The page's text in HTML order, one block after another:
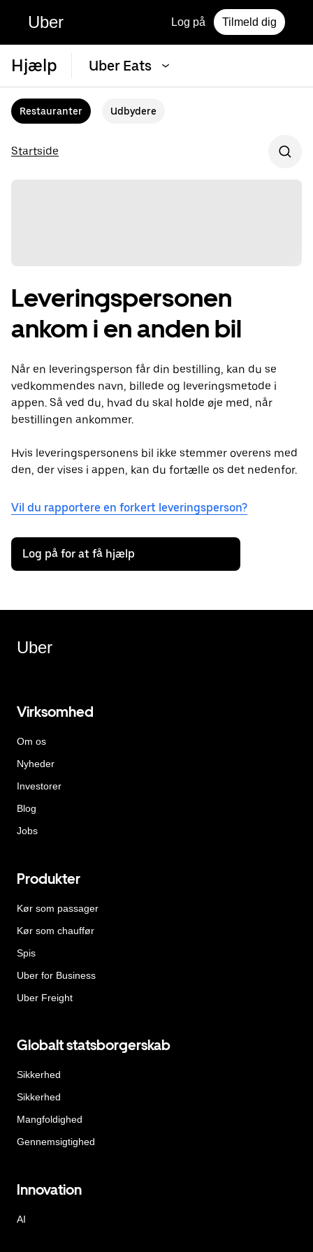
Uber Log på Tilmeld dig
Hjælp Uber Eats
Restauranter Udbydere
Startside
Leveringspersonen
ankom i en anden bil
Når en leveringsperson får din bestilling, kan du se
vedkommendes navn, billede og leveringsmetode i
appen. Så ved du, hvad du skal holde øje med, når
bestillingen ankommer.
Hvis leveringspersonens bil ikke stemmer overens med
den, der vises i appen, kan du fortælle os det nedenfor.
Vil du rapportere en forkert leveringsperson?
Log på for at få hjælp
Uber
Virksomhed
Om os
Nyheder
Investorer
Blog
Jobs
Produkter
Kør som passager
Kør som chauffør
Spis
Uber for Business
Uber Freight
Globalt statsborgerskab
Sikkerhed
Sikkerhed
Mangfoldighed
Gennemsigtighed
Innovation
AI